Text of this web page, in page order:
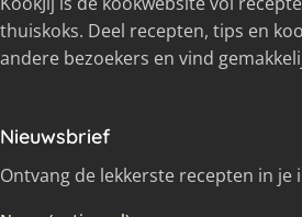
thuiskoks. Deel recepten, tips en
andere bezoekers en vind
Nieuwsbrief
Ontvang de lekkerste recepten in je